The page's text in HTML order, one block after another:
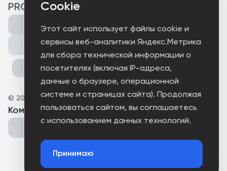
Cookie
Этот сайт использует файлы cookie и
сервисы веб-аналитики Яндекс.Метрика
для сбора технической информации о
посетителях (включая IP-адреса,
данные о браузере, операционной
системе и страницах сайта). Продолжая
пользоваться сайтом, вы соглашаетесь
с использованием данных технологий.
Принимаю
PROD BUY
Поделиться
© 2025 PROD BUY
Комментарии(0 )